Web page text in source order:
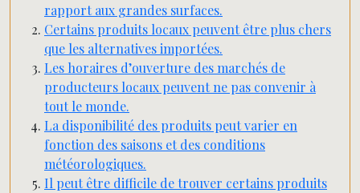
rapport aux grandes surfaces.
Certains produits locaux peuvent être plus chers
que les alternatives importées.
Les horaires d’ouverture des marchés de
producteurs locaux peuvent ne pas convenir à
tout le monde.
La disponibilité des produits peut varier en
fonction des saisons et des conditions
météorologiques.
Il peut être difficile de trouver certains produits